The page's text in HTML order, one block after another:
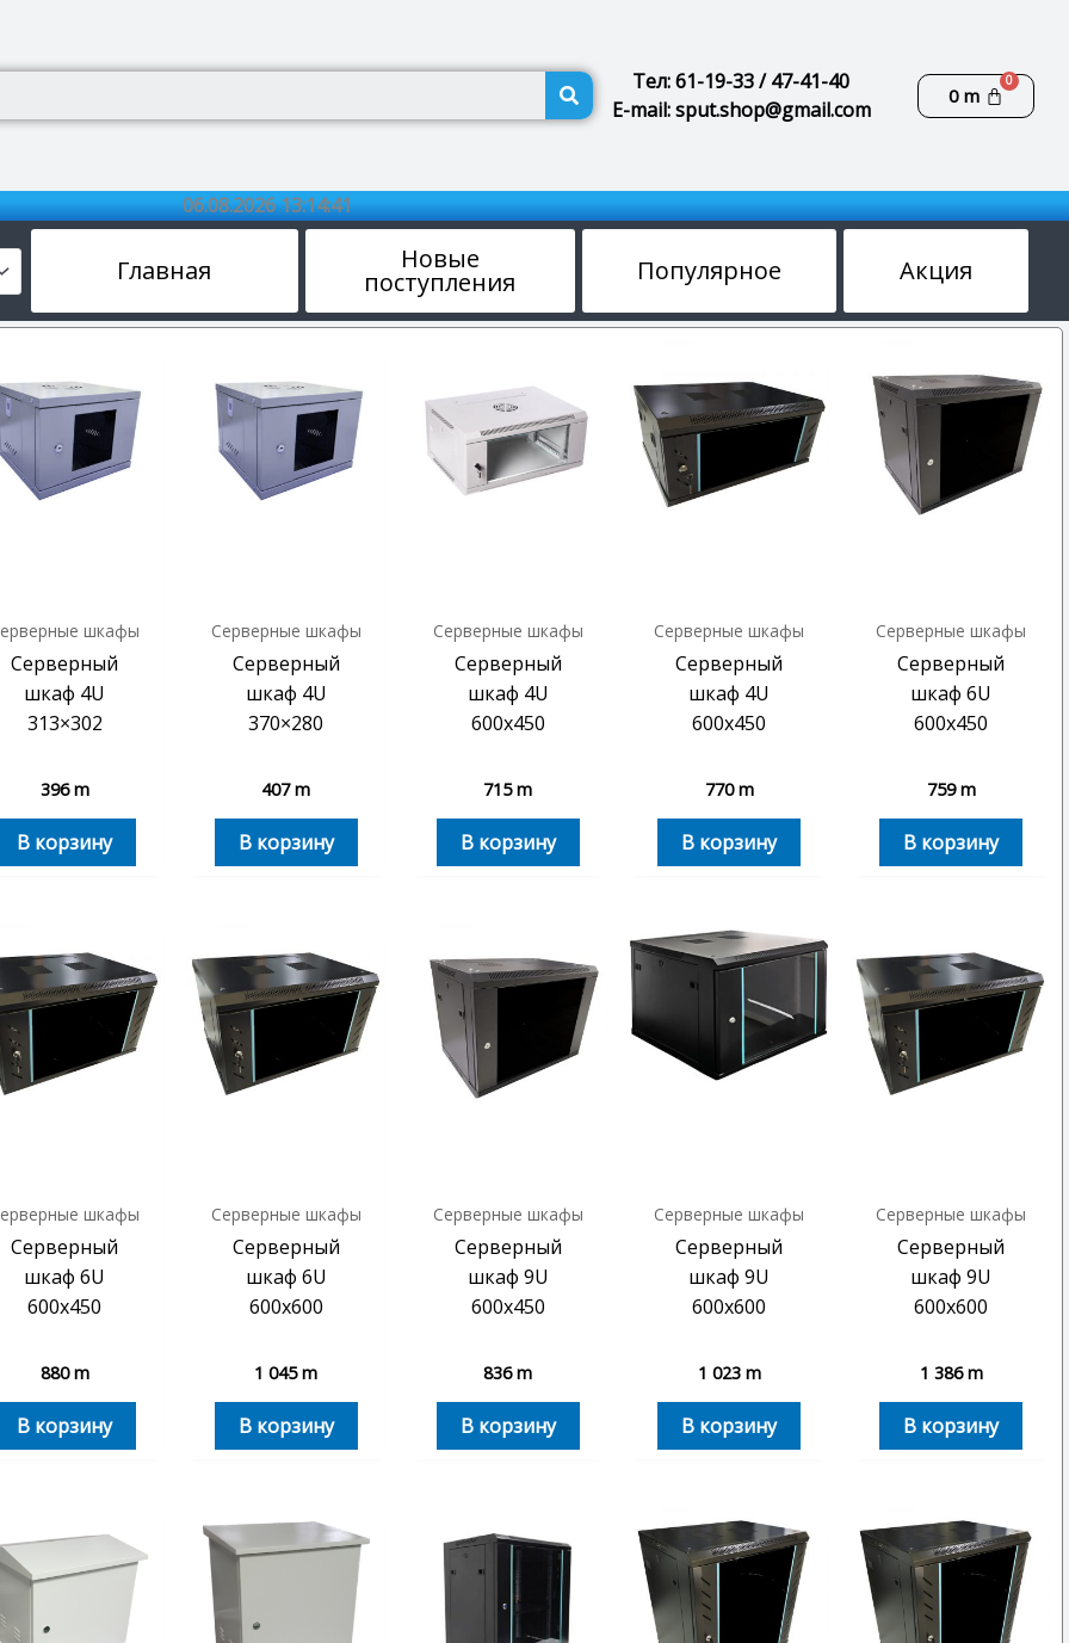
ПоискТел: 61-19-33 / 47-41-40
E-mail: sput.shop@gmail.com
0m
06.08.2026 13:14:42
Главная Новые
поступления Популярное Акция
шкафы
Серверный
шкаф 4U
313×302
396m
В корзину
Серверные шкафы
Серверный
шкаф 4U
370×280
407m
В корзину
Серверные шкафы
Серверный
шкаф 4U
600х450
715m
В корзину
Серверные шкафы
Серверный
шкаф 4U
600х450
770m
В корзину
Серверные шкафы
Серверный
шкаф 6U
600х450
759m
В корзину
шкафы
Серверный
шкаф 6U
600х450
880m
В корзину
Серверные шкафы
Серверный
шкаф 6U
600х600
1 045m
В корзину
Серверные шкафы
Серверный
шкаф 9U
600х450
836m
В корзину
Серверные шкафы
Серверный
шкаф 9U
600х600
1 023 m
В корзину
Серверные шкафы
Серверный
шкаф 9U
600х600
1 386m
В корзину